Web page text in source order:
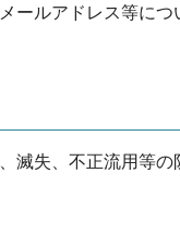
ールアドレス等に
滅失、不正流用等